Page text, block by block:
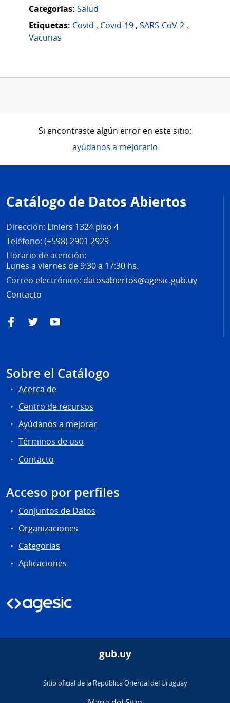
Categorias: Salud
Etiquetas: Covid , Covid-19 , SARS-CoV-2 ,
Vacunas
Si encontraste algún error en este sitio:
ayúdanos a mejorarlo
de
página
Catálogo de Datos Abiertos
Dirección: Liniers 1324 piso 4
Teléfono: (+598) 2901 2929
Horario de atención:
Lunes a viernes de 9:30 a 17:30 hs.
Correo electrónico: datosabiertos@agesic.gub.uy
Contacto
FacebookTwitterYouTube
Sobre el Catálogo
Acerca de
Centro de recursos
Ayúdanos a mejorar
Términos de uso
Contacto
Acceso por perfiles
Conjuntos de Datos
Organizaciones
Categorias
Aplicaciones
gub.uy
Sitio oficial de la República Oriental del Uruguay